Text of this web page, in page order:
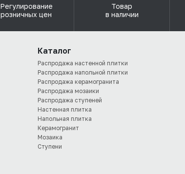
Регулирование
розничных цен
Товар
в наличии
Каталог
Распродажа настенной плитки
Распродажа напольной плитки
Распродажа керамогранита
Распродажа мозаики
Распродажа ступеней
Настенная плитка
Напольная плитка
Керамогранит
Мозаика
Ступени